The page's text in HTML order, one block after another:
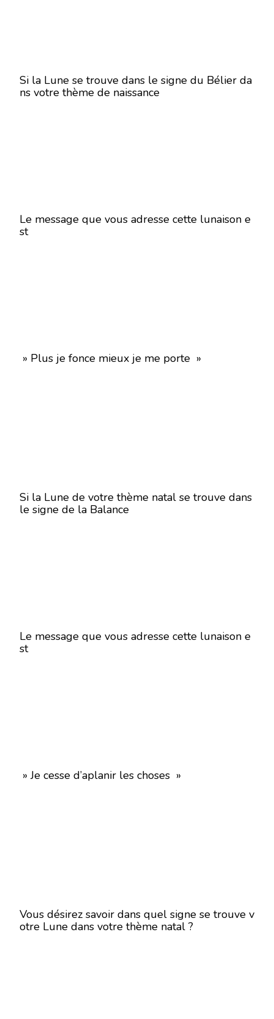
Si la Lune se trouve dans le signe du Bélier da
ns votre thème de naissance
Le message que vous adresse cette lunaison e
st
» Plus je fonce mieux je me porte »
Si la Lune de votre thème natal se trouve dans
le signe de la Balance
Le message que vous adresse cette lunaison e
st
» Je cesse d’aplanir les choses »
Vous désirez savoir dans quel signe se trouve v
otre Lune dans votre thème natal ?